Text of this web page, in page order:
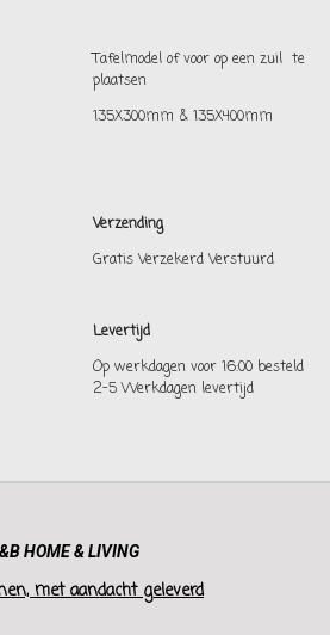
Tafelmodel of voor op een zuil te
plaatsen
135X300mm & 135X400mm
Verzending
Gratis Verzekerd Verstuurd
Levertijd
Op werkdagen voor 16:00 besteld
2-5 Werkdagen levertijd
HOME & LIVING
met aandacht geleverd